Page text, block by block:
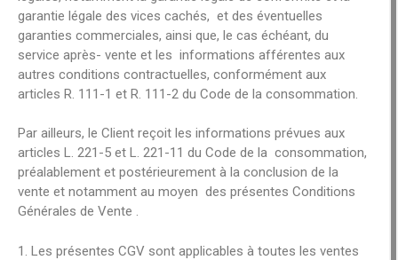
garantie légale des vices cachés, et des éventuelles
garanties commerciales, ainsi que, le cas échéant, du
service après- vente et les informations afférentes aux
autres conditions contractuelles, conformément aux
articles R. 111-1 et R. 111-2 du Code de la consommation.
Par ailleurs, le Client reçoit les informations prévues aux
articles L. 221-5 et L. 221-11 du Code de la consommation,
préalablement et postérieurement à la conclusion de la
vente et notamment au moyen des présentes Conditions
Générales de Vente .
1. Les présentes CGV sont applicables à toutes les ventes